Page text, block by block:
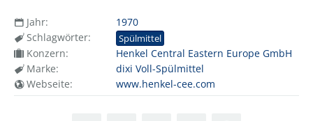
Jahr:
1970
Schlagwörter:
Spülmittel
Konzern:
Henkel Central Eastern Europe GmbH
Marke:
dixi Voll-Spülmittel
Webseite:
www.henkel-cee.com